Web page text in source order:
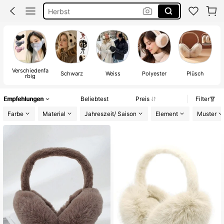
Herbst
Winter
Verschiedenfa
rbig Schwarz Weiss Polyester Plüsch
Empfehlungen Beliebtest Preis
Filter
Farbe
Material Jahreszeit/ Saison Element Muster